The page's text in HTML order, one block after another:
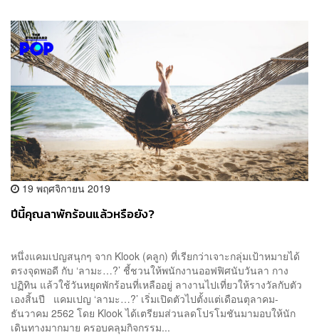
19 พฤศจิกายน 2019
ปีนี้คุณลาพักร้อนแล้วหรือยัง?
หนึ่งแคมเปญสนุกๆ จาก Klook (คลูก) ที่เรียกว่าเจาะกลุ่มเป้าหมายได้
ตรงจุดพอดี กับ ‘ลามะ…?’ ชี้ชวนให้พนักงานออฟฟิศนับวันลา กาง
ปฏิทิน แล้วใช้วันหยุดพักร้อนที่เหลืออยู่ ลางานไปเที่ยวให้รางวัลกับตัว
เองสิ้นปี แคมเปญ ‘ลามะ…?’ เริ่มเปิดตัวไปตั้งแต่เดือนตุลาคม-
ธันวาคม 2562 โดย Klook ได้เตรียมส่วนลดโปรโมชันมามอบให้นัก
เดินทางมากมาย ครอบคลุมกิจกรรม...